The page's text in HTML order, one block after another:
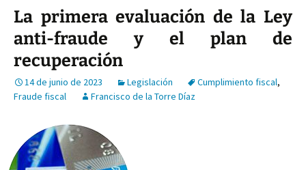
La primera evaluación de la Ley
anti-fraude y el plan de
recuperación
14 de junio de 2023 Legislación Cumplimiento fiscal,
Fraude fiscal
Francisco de la Torre Díaz